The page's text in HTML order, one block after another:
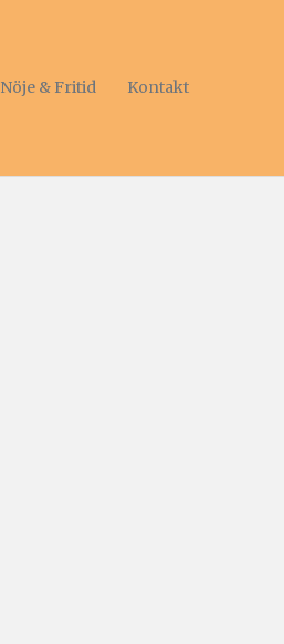
Nöje & Fritid Kontakt